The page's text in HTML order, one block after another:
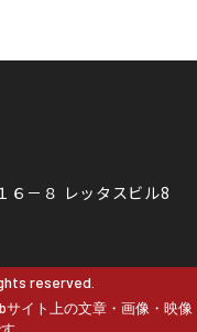
－８ レッタスビル8
reserved.
サイト上の文章・画像・映像